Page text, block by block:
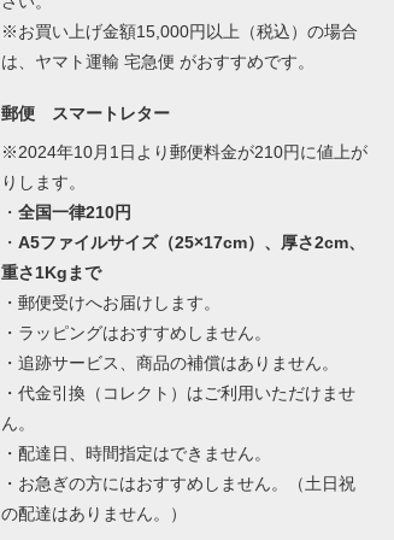
※お買い上げ金額15,000円以上（税込）の場合
は、ヤマト運輸 宅急便 がおすすめです。
郵便 スマートレター
※2024年10月1日より郵便料金が210円に値上が
りします。
・全国一律210円
・A5ファイルサイズ（25×17cm）、厚さ2cm、
重さ1Kgまで
・郵便受けへお届けします。
・ラッピングはおすすめしません。
・追跡サービス、商品の補償はありません。
・代金引換（コレクト）はご利用いただけませ
ん。
・配達日、時間指定はできません。
・お急ぎの方にはおすすめしません。（土日祝
の配達はありません。）